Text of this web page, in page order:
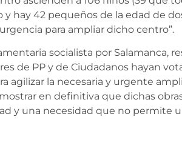
hay 42 pequeños de la edad de
para ampliar dicho centro”.
socialista por Salamanca,
de PP y de Ciudadanos hayan
agilizar la necesaria y urgente
en definitiva que dichas
y una necesidad que no permite